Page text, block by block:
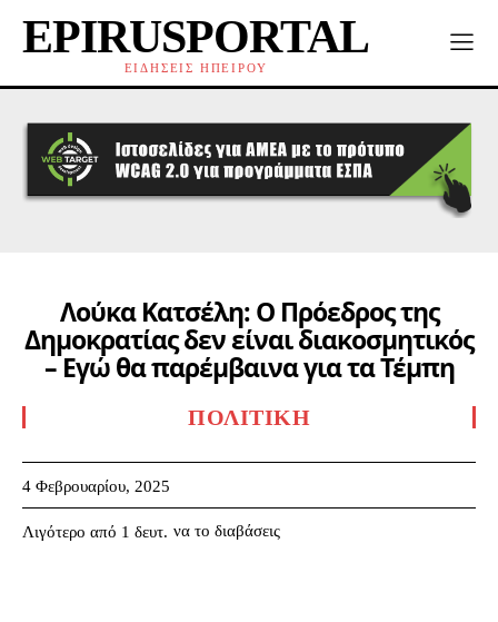
EPIRUSPORTAL
ΕΙΔΗΣΕΙΣ ΗΠΕΙΡΟΥ
Λούκα Κατσέλη: Ο Πρόεδρος της
Δημοκρατίας δεν είναι διακοσμητικός
– Εγώ θα παρέμβαινα για τα Τέμπη
ΠΟΛΙΤΙΚΉ
4 Φεβρουαρίου, 2025
Λιγότερο από 1 δευτ. να το διαβάσεις